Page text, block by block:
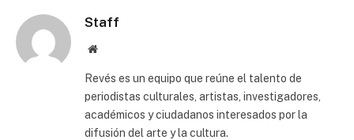
Staff
Website
Revés es un equipo que reúne el talento de
periodistas culturales, artistas, investigadores,
académicos y ciudadanos interesados por la
difusión del arte y la cultura.